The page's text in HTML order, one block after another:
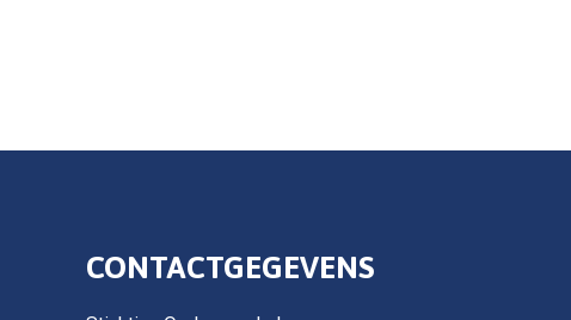
CONTACTGEGEVENS